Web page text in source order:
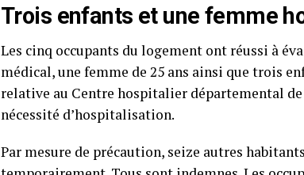
Trois enfants et une femme
Les cinq occupants du logement ont réussi à
médical, une femme de 25 ans ainsi que trois
relative au Centre hospitalier départemental de
nécessité d’hospitalisation.
Par mesure de précaution, seize autres